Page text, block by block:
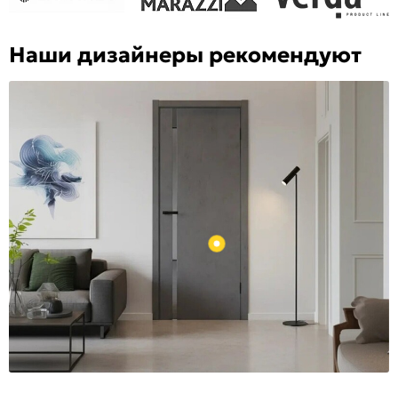
Наши дизайнеры рекомендуют